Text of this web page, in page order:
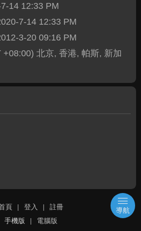
14 12:33 PM
7-14 12:33 PM
3-20 09:16 PM
+08:00) 北京, 香港, 帕斯, 新加
頁 | 登入 |
註冊
手機版
| 電腦版
導航